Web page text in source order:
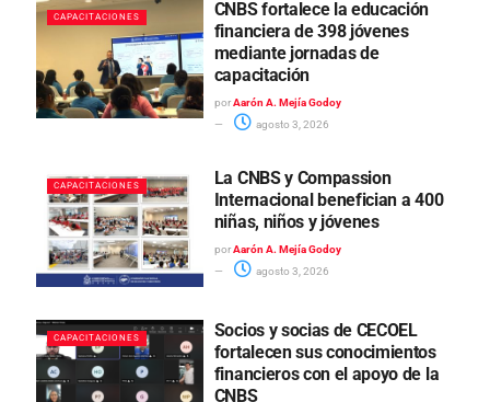
CAPACITACIONES
CNBS fortalece la educación
financiera de 398 jóvenes
mediante jornadas de
capacitación
por Aarón A. Mejía Godoy
agosto 3, 2026
CAPACITACIONES
La CNBS y Compassion
Internacional benefician a 400
niñas, niños y jóvenes
por Aarón A. Mejía Godoy
agosto 3, 2026
CAPACITACIONES
Socios y socias de CECOEL
fortalecen sus conocimientos
financieros con el apoyo de la
CNBS